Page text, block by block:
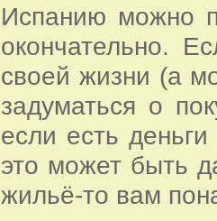
Испанию можно
окончательно.
своей жизни (а
задуматься о
если есть
это может быть
жильё-то вам